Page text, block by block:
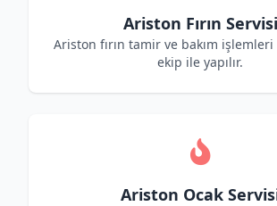
Ariston Fırın Servisi
Ariston fırın tamir ve bakım
ekip ile yapılır.
Ariston Ocak